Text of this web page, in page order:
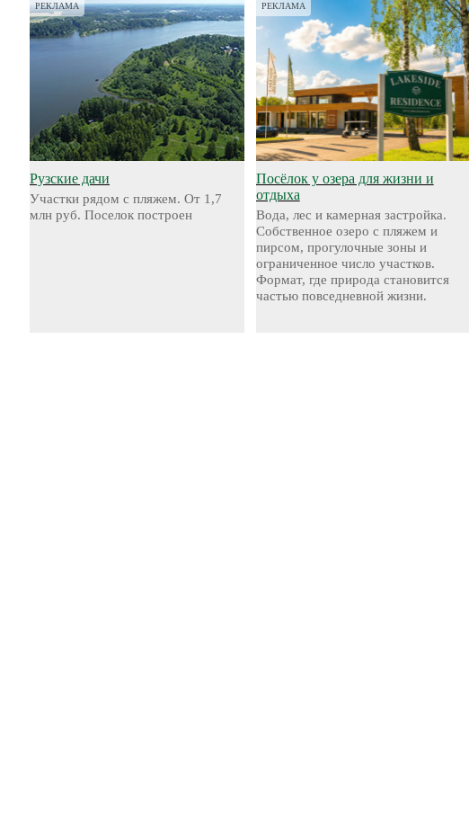
РЕКЛАМА
Рузские дачи
Участки рядом с пляжем. От 1,7
млн руб. Поселок построен
РЕКЛАМА
Посёлок у озера для жизни и
отдыха
Вода, лес и камерная застройка.
Собственное озеро с пляжем и
пирсом, прогулочные зоны и
ограниченное число участков.
Формат, где природа становится
частью повседневной жизни.